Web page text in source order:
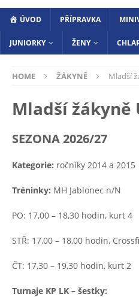
ÚVOD PŘÍPRAVKA
JUNIORKY ŽENY
HOME ŽÁKYNĚ Mladší
Mladší žákyně
SEZONA 2026/27
Kategorie: ročníky 2014 a 2015
Tréninky: MH Jablonec n/N
PO: 17,00 – 18,30 hodin, kurt 4
STŘ: 17,00 – 18,00 hodin,
ČT: 17,30 – 19,30 hodin, kurt 2
Turnaje KP LK – šestky: